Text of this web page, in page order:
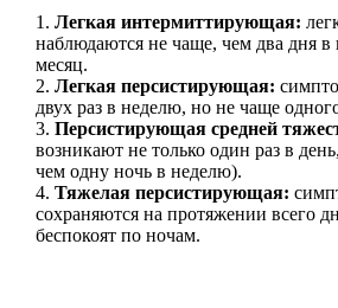
Легкая интермиттирующая:
наблюдаются не чаще, чем два дня
месяц.
Легкая персистирующая:
двух раз в неделю, но не чаще
Персистирующая средней
возникают не только один раз в
чем одну ночь в неделю).
Тяжелая персистирующая:
сохраняются на протяжении всего
беспокоят по ночам.